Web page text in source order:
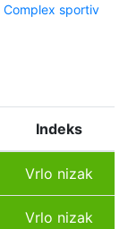
Complex sportiv
Indeks
Vrlo nizak
Vrlo nizak